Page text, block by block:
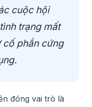
cuộc hội
trạng mất
cố phần cứng
đóng vai trò là